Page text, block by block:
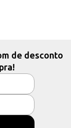
de desconto